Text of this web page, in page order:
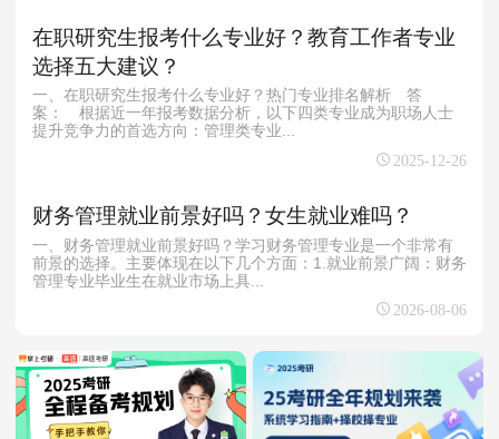
在职研究生报考什么专业好？教育工作者专业
选择五大建议？
一、在职研究生报考什么专业好？热门专业排名解析 答
案： 根据近一年报考数据分析，以下四类专业成为职场人士
提升竞争力的首选方向：管理类专业...
2025-12-26
财务管理就业前景好吗？女生就业难吗？
一、财务管理就业前景好吗？学习财务管理专业是一个非常有
前景的选择。主要体现在以下几个方面：1.就业前景广阔：财务
管理专业毕业生在就业市场上具...
2026-08-06